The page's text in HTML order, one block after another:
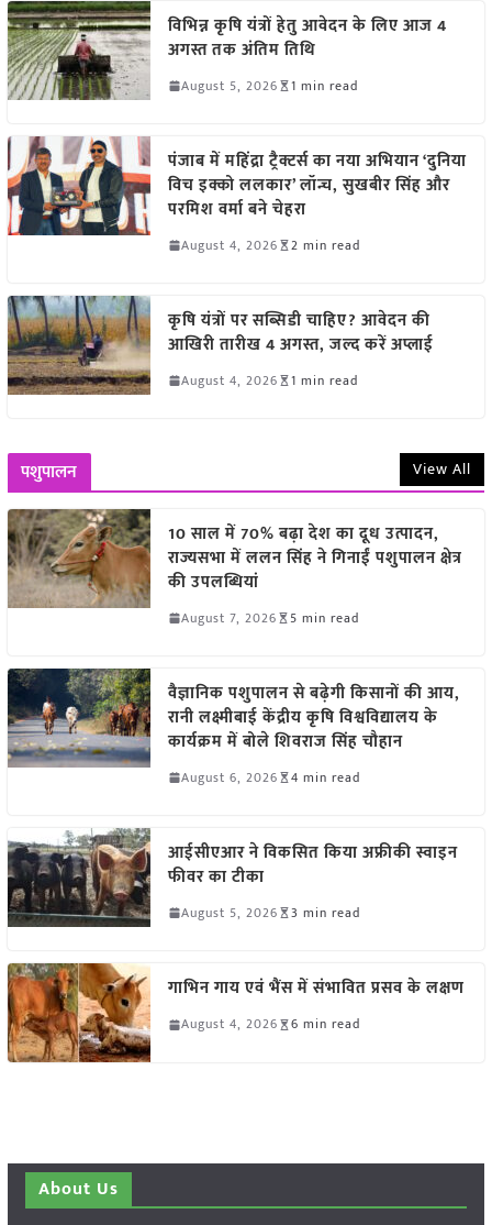
विभिन्न कृषि यंत्रों हेतु आवेदन के लिए आज 4
अगस्त तक अंतिम तिथि
August 5, 2026 1 min read
पंजाब में महिंद्रा ट्रैक्टर्स का नया अभियान ‘दुनिया
विच इक्को ललकार’ लॉन्च, सुखबीर सिंह और
परमिश वर्मा बने चेहरा
August 4, 2026 2 min read
कृषि यंत्रों पर सब्सिडी चाहिए? आवेदन की
आखिरी तारीख 4 अगस्त, जल्द करें अप्लाई
August 4, 2026 1 min read
पशुपालन View All
10 साल में 70% बढ़ा देश का दूध उत्पादन,
राज्यसभा में ललन सिंह ने गिनाईं पशुपालन क्षेत्र
की उपलब्धियां
August 7, 2026 5 min read
वैज्ञानिक पशुपालन से बढ़ेगी किसानों की आय,
रानी लक्ष्मीबाई केंद्रीय कृषि विश्वविद्यालय के
कार्यक्रम में बोले शिवराज सिंह चौहान
August 6, 2026 4 min read
आईसीएआर ने विकसित किया अफ्रीकी स्वाइन
फीवर का टीका
August 5, 2026 3 min read
गाभिन गाय एवं भैंस में संभावित प्रसव के लक्षण
August 4, 2026 6 min read
About Us